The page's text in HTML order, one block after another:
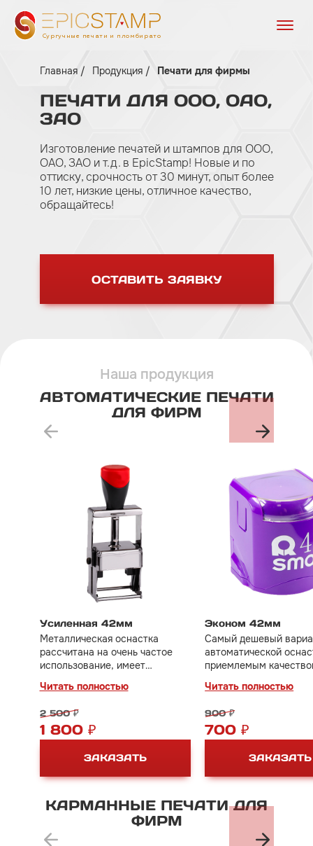
Сургучные печати и пломбираторы
Главная Продукция Печати для фирмы
ПЕЧАТИ ДЛЯ ООО, ОАО,
ЗАО
Изготовление печатей и штампов для ООО,
ОАО, ЗАО и т.д. в EpicStamp! Новые и по
оттиску, срочность от 30 минут, опыт более
10 лет, низкие цены, отличное качество,
обращайтесь!
ОСТАВИТЬ ЗАЯВКУ
Наша продукция
АВТОМАТИЧЕСКИЕ ПЕЧАТИ
ДЛЯ ФИРМ
Усиленная 42мм
Читать полностью
Металлическая оснастка
рассчитана на очень частое
использование, имеет
2 500 ₽
1 800 ₽
ЗАКАЗАТЬ
Эконом 42мм
Читать полностью
Самый дешевый
автоматической
приемлемым
на не очень
900 ₽
700 ₽
ЗАКАЗАТЬ
КАРМАННЫЕ ПЕЧАТИ ДЛЯ
ФИРМ